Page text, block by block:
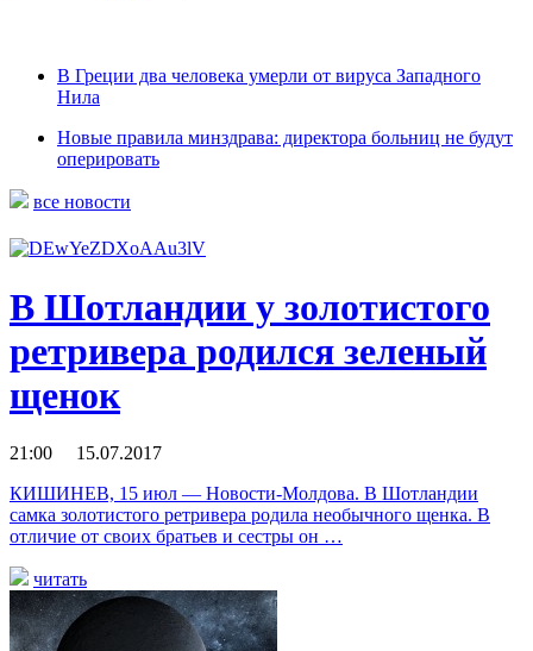
В Греции два человека умерли от вируса Западного
Нила
Новые правила минздрава: директора больниц не будут
оперировать
все новости
В Шотландии у золотистого
ретривера родился зеленый
щенок
21:00 15.07.2017
КИШИНЕВ, 15 июл — Новости-Молдова. В Шотландии
самка золотистого ретривера родила необычного щенка. В
отличие от своих братьев и сестры он …
читать